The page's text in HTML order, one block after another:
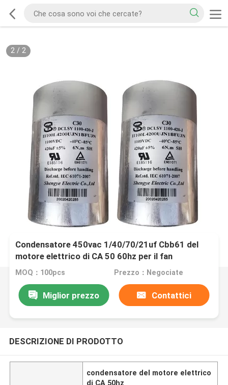
2/ 2
Condensatore 450vac 1/40/70/21uf Cbb61 del
motore elettrico di CA 50 60hz per il fan
MOQ：100pcs Prezzo：Negociate
Miglior prezzo Contattici
DESCRIZIONE DI PRODOTTO
condensatore del motore elettrico
di CA 50hz